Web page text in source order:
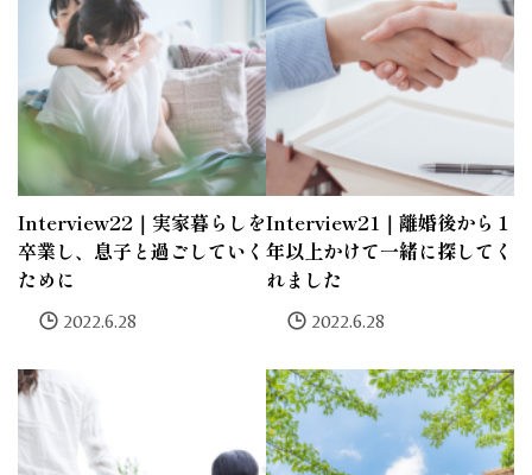
Interview22｜実家暮らしを
卒業し、息子と過ごしていく
ために
2022.6.28
Interview21｜離婚後から１
年以上かけて一緒に探してく
れました
2022.6.28